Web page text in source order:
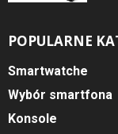
POPULARNE
Smartwatche
Wybór smartfona
Konsole